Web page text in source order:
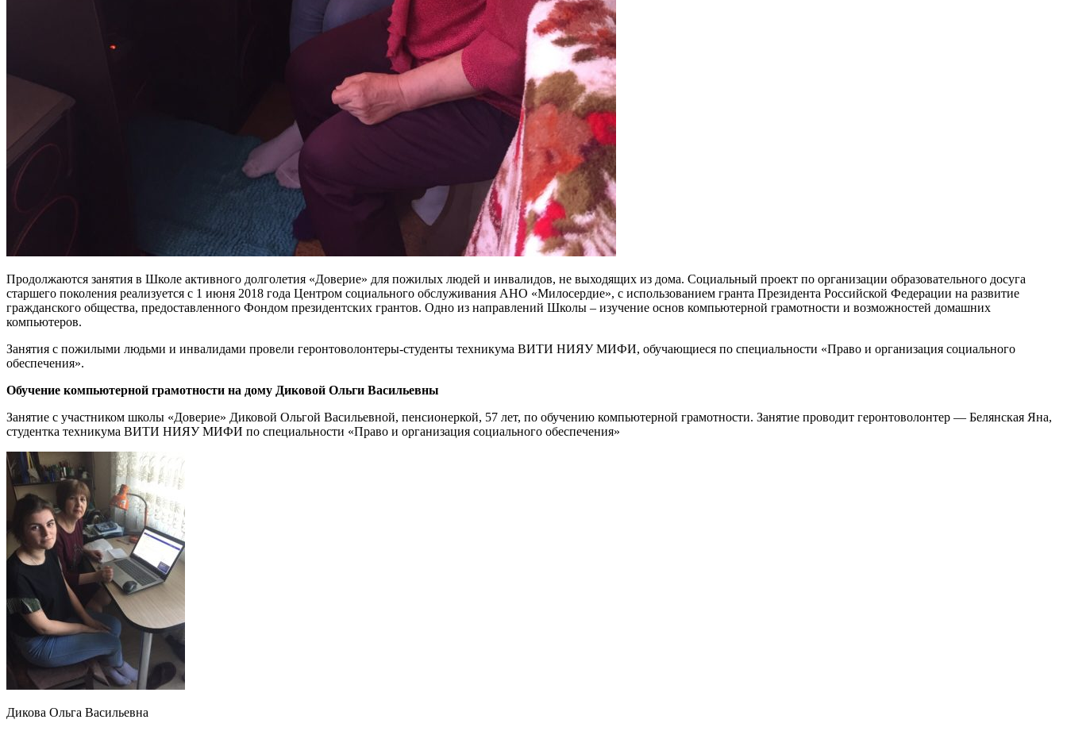
Продолжаются занятия в Школе активного долголетия «Доверие» для пожилых людей и инвалидов, не выходящих из дома. Социальный проект по организации образовательного досуга
старшего поколения реализуется с 1 июня 2018 года Центром социального обслуживания АНО «Милосердие», с использованием гранта Президента Российской Федерации на развитие
гражданского общества, предоставленного Фондом президентских грантов. Одно из направлений Школы – изучение основ компьютерной грамотности и возможностей домашних
компьютеров.
Занятия с пожилыми людьми и инвалидами провели геронтоволонтеры-студенты техникума ВИТИ НИЯУ МИФИ, обучающиеся по специальности «Право и организация социального
обеспечения».
Обучение компьютерной грамотности на дому Диковой Ольги Васильевны
Занятие с участником школы «Доверие» Диковой Ольгой Васильевной, пенсионеркой, 57 лет, по обучению компьютерной грамотности. Занятие проводит геронтоволонтер — Белянская Яна,
студентка техникума ВИТИ НИЯУ МИФИ по специальности «Право и организация социального обеспечения»
Дикова Ольга Васильевна